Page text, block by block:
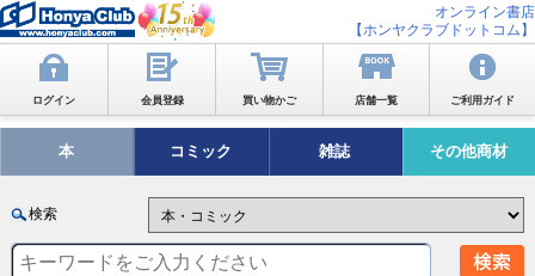
オンライン書店
【ホンヤクラブドットコム】
ログイン 会員登録 買い物かご 店舗一覧 ご利用ガイド
本 コミック 雑誌 その他商材
検索